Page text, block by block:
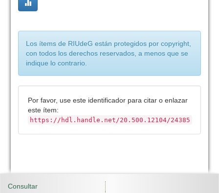
Los ítems de RIUdeG están protegidos por copyright,
con todos los derechos reservados, a menos que se
indique lo contrario.
Por favor, use este identificador para citar o enlazar
este ítem:
https://hdl.handle.net/20.500.12104/24385
Consultar